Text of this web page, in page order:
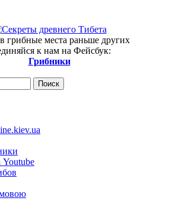
грибные места раньше других
к нам на Фейсбук:
Грибники